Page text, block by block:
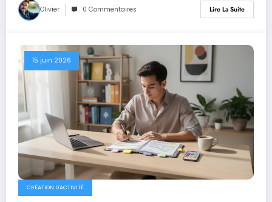
Olivier 0 Commentaires Lire La Suite
15 juin 2026
CRÉATION D'ACTIVITÉ